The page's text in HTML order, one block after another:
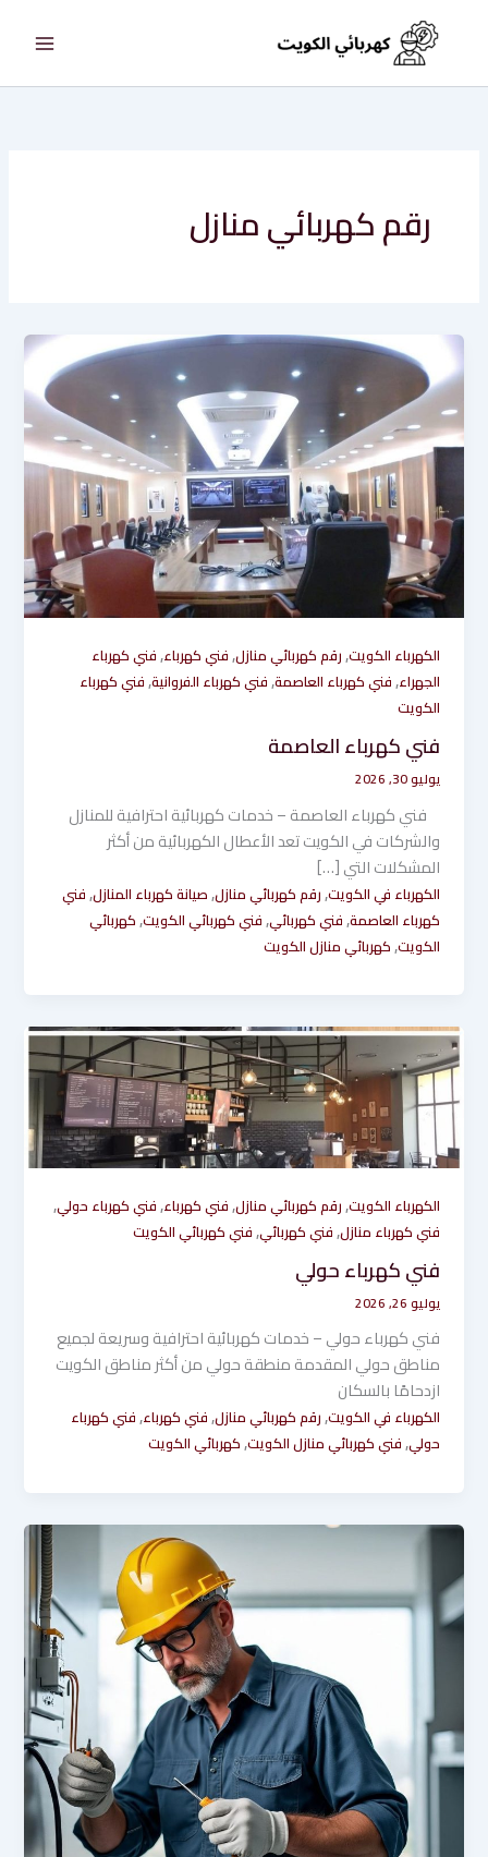
رقم كهربائي منازل
الكهرباء الكويت,رقم كهربائي منازل,فني كهرباء,فني كهرباء
الجهراء,فني كهرباء العاصمة,فني كهرباء الفروانية,فني كهرباء
الكويت
فني كهرباء العاصمة
يوليو 30, 2026
فني كهرباء العاصمة – خدمات كهربائية احترافية للمنازل
والشركات في الكويت تعد الأعطال الكهربائية من أكثر
المشكلات التي […]
الكهرباء في الكويت,رقم كهربائي منازل,صيانة كهرباء المنازل,فني
كهرباء العاصمة,فني كهربائي,فني كهربائي الكويت,كهربائي
الكويت,كهربائي منازل الكويت
الكهرباء الكويت,رقم كهربائي منازل,فني كهرباء,فني كهرباء حولي,
فني كهرباء منازل,فني كهربائي,فني كهربائي الكويت
فني كهرباء حولي
يوليو 26, 2026
فني كهرباء حولي – خدمات كهربائية احترافية وسريعة لجميع
مناطق حولي المقدمة منطقة حولي من أكثر مناطق الكويت
ازدحامًا بالسكان
الكهرباء في الكويت,رقم كهربائي منازل,فني كهرباء,فني كهرباء
حولي,فني كهربائي منازل الكويت,كهربائي الكويت